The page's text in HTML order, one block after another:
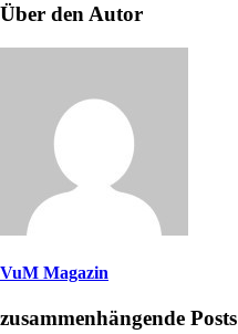
Über den Autor
VuM Magazin
zusammenhängende Posts